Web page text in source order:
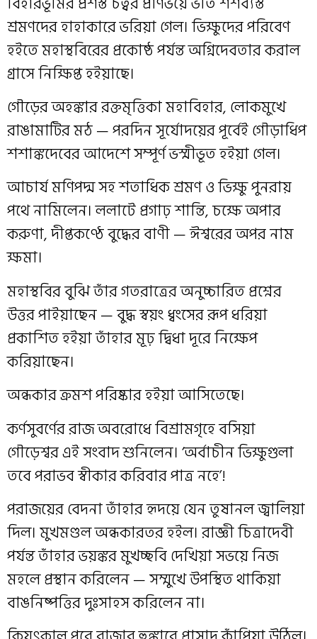
শ্রমণদের হাহাকারে ভরিয়া গেল। ভিক্ষুদের পরিবেণ
হইতে মহাস্থবিরের প্রকোষ্ঠ পর্যন্ত অগ্নিদেবতার করাল
গ্রাসে নিক্ষিপ্ত হইয়াছে।
গৌড়ের অহঙ্কার রক্তমৃত্তিকা মহাবিহার, লোকমুখে
রাঙামাটির মঠ — পরদিন সূর্যোদয়ের পূর্বেই গৌড়াধিপ
শশাঙ্কদেবের আদেশে সম্পূর্ণ ভস্মীভূত হইয়া গেল।
আচার্য মণিপদ্ম সহ শতাধিক শ্রমণ ও ভিক্ষু পুনরায়
পথে নামিলেন। ললাটে প্রগাঢ় শান্তি, চক্ষে অপার
করুণা, দীপ্তকণ্ঠে বুদ্ধের বাণী — ঈশ্বরের অপর নাম
ক্ষমা।
মহাস্থবির বুঝি তাঁর গতরাত্রের অনুচ্চারিত প্রশ্নের
উত্তর পাইয়াছেন — বুদ্ধ স্বয়ং ধ্বংসের রূপ ধরিয়া
প্রকাশিত হইয়া তাঁহার মূঢ় দ্বিধা দূরে নিক্ষেপ
করিয়াছেন।
অন্ধকার ক্রমশ পরিষ্কার হইয়া আসিতেছে।
কর্ণসুবর্ণের রাজ অবরোধে বিশ্রামগৃহে বসিয়া
গৌড়েশ্বর এই সংবাদ শুনিলেন। ‘অর্বাচীন ভিক্ষুগুলা
তবে পরাভব স্বীকার করিবার পাত্র নহে’!
পরাজয়ের বেদনা তাঁহার হৃদয়ে যেন তুষানল জ্বালিয়া
দিল। মুখমণ্ডল অন্ধকারতর হইল। রাজ্ঞী চিত্রাদেবী
পর্যন্ত তাঁহার ভয়ঙ্কর মুখচ্ছবি দেখিয়া সভয়ে নিজ
মহলে প্রস্থান করিলেন — সম্মুখে উপস্থিত থাকিয়া
বাঙনিষ্পত্তির দুঃসাহস করিলেন না।